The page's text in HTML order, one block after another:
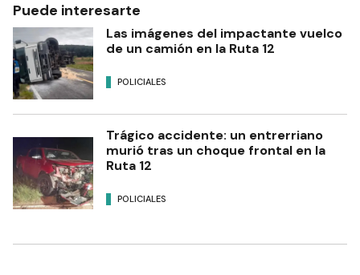
Puede interesarte
Las imágenes del impactante vuelco
de un camión en la Ruta 12
POLICIALES
Trágico accidente: un entrerriano
murió tras un choque frontal en la
Ruta 12
POLICIALES